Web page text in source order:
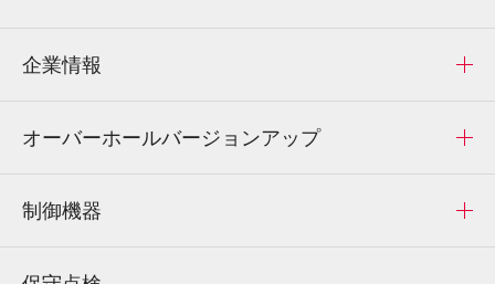
企業情報
オーバーホールバージョンアップ
制御機器